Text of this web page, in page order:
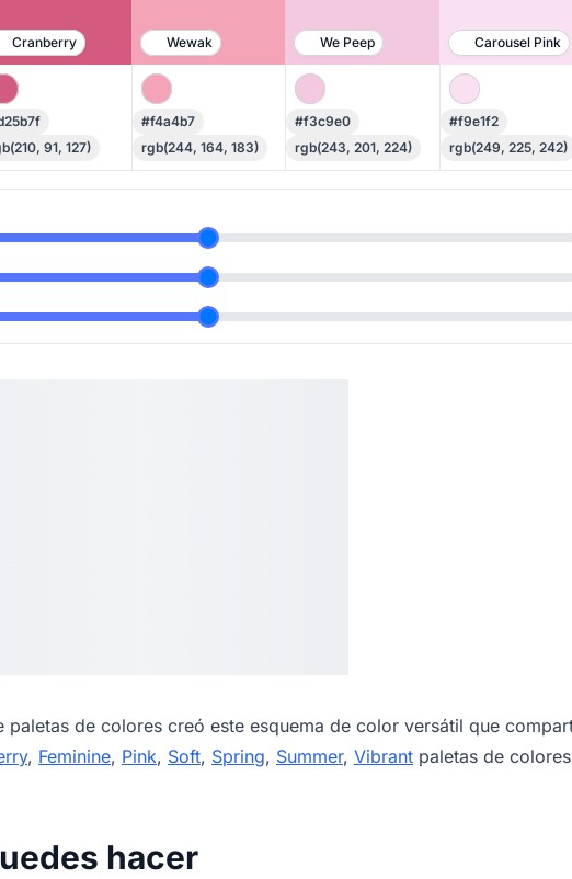
Cranberry Wewak We Peep Carousel Pink
91, 127)
#f4a4b7
rgb(244, 164, 183)
#f3c9e0
rgb(243, 201, 224)
#f9e1f2
rgb(249, 225, 242)
paletas de colores creó este esquema de color versátil que
, Feminine, Pink, Soft, Spring, Summer, Vibrant paletas de
hacer